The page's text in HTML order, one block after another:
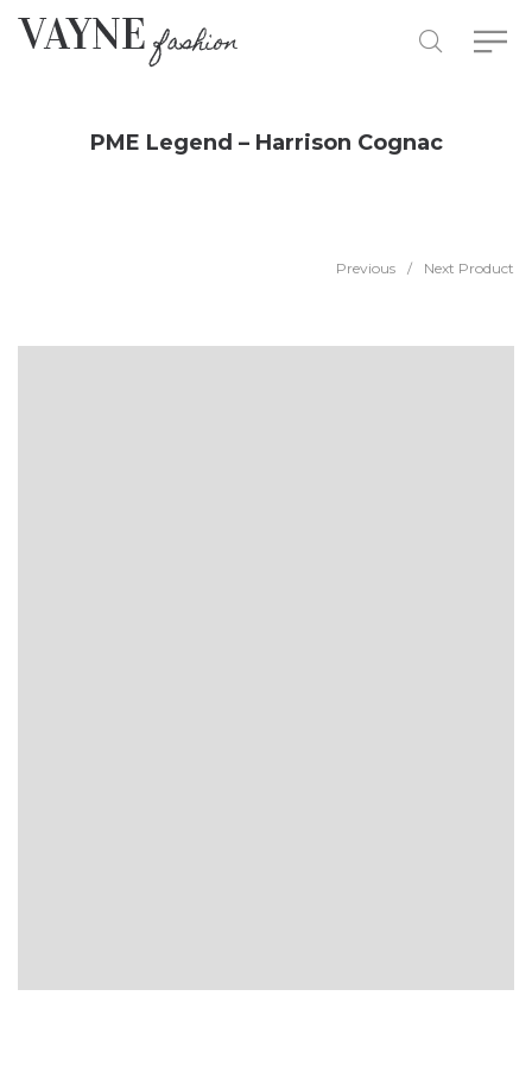
PME Legend – Harrison Cognac
Previous / Next Product